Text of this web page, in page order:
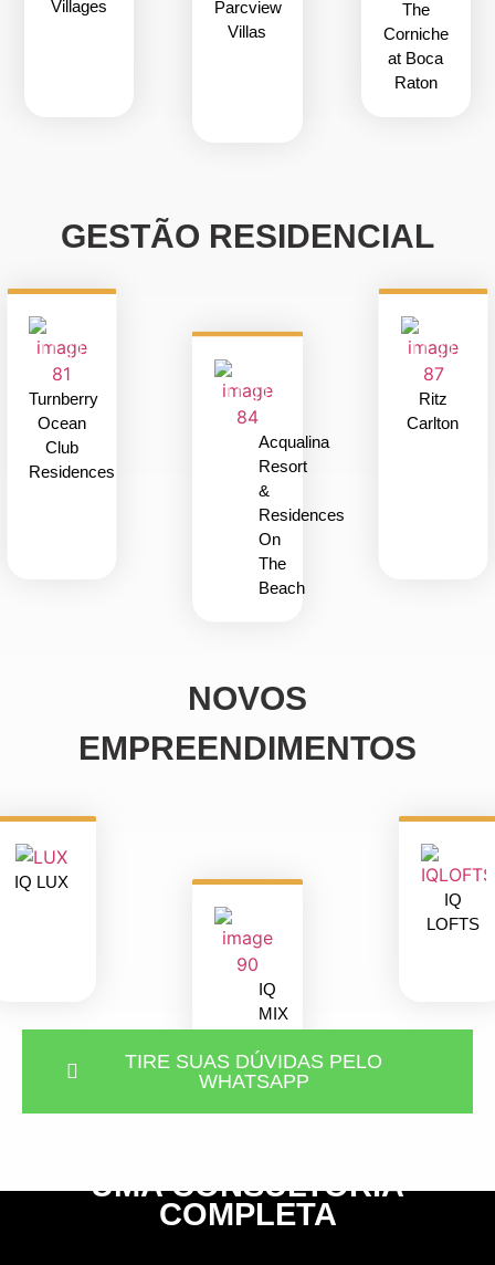
Villages
Parcview
Villas
The
Corniche
at Boca
Raton
GESTÃO RESIDENCIAL
Turnberry
Ocean
Club
Residences
Acqualina
Resort
&
Residences
On
The
Beach
Ritz
Carlton
NOVOS
EMPREENDIMENTOS
IQ LUX
IQ
MIX
IQ
LOFTS
TIRE SUAS DÚVIDAS PELO
WHATSAPP
UMA CONSULTORIA
COMPLETA